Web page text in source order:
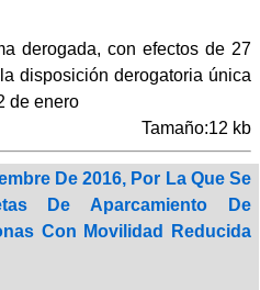
derogada, con efectos de 27
disposición derogatoria única
de enero
Tamaño:12 kb
De 2016, Por La Que Se
De Aparcamiento De
Con Movilidad Reducida